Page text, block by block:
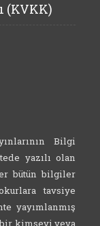
(KVKK)
Bilgi
yazılı olan
bütün bilgiler
tavsiye
yayımlanmış
kimseyi veya